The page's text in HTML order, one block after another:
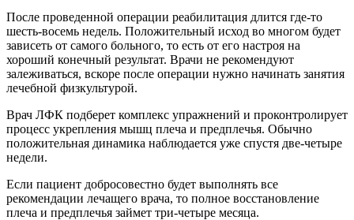
После проведенной операции реабилитация длится где-то
шесть-восемь недель. Положительный исход во многом будет
зависеть от самого больного, то есть от его настроя на
хороший конечный результат. Врачи не рекомендуют
залеживаться, вскоре после операции нужно начинать занятия
лечебной физкультурой.
Врач ЛФК подберет комплекс упражнений и проконтролирует
процесс укрепления мышц плеча и предплечья. Обычно
положительная динамика наблюдается уже спустя две-четыре
недели.
Если пациент добросовестно будет выполнять все
рекомендации лечащего врача, то полное восстановление
плеча и предплечья займет три-четыре месяца.